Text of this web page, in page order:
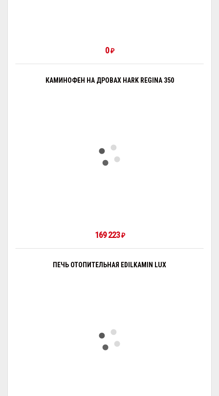
0₽
КАМИНОФЕН НА ДРОВАХ HARK REGINA 350
169 223₽
ПЕЧЬ ОТОПИТЕЛЬНАЯ EDILKAMIN LUX